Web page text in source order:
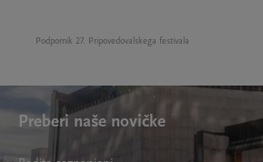
Podpornik 27. Pripovedovalskega festivala
Preberi naše novičke